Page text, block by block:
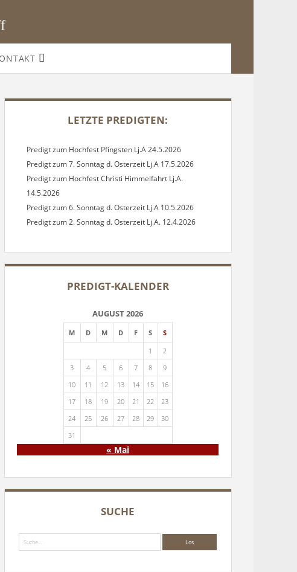
Offene
SIDEBAR
LETZTE PREDIGTEN:
Predigt zum Hochfest Pfingsten Lj.A 24.5.2026
Predigt zum 7. Sonntag d. Osterzeit Lj.A 17.5.2026
Predigt zum Hochfest Christi Himmelfahrt Lj.A.
14.5.2026
Predigt zum 6. Sonntag d. Osterzeit Lj.A 10.5.2026
Predigt zum 2. Sonntag d. Osterzeit Lj.A. 12.4.2026
PREDIGT-KALENDER
AUGUST 2026
M D M D F S
S
1
2
3
4 5 6 7 8
9
10
11 12 13 14 15
16
17
18 19 20 21 22
23
24
25 26 27 28 29
30
31
« Mai
SUCHE